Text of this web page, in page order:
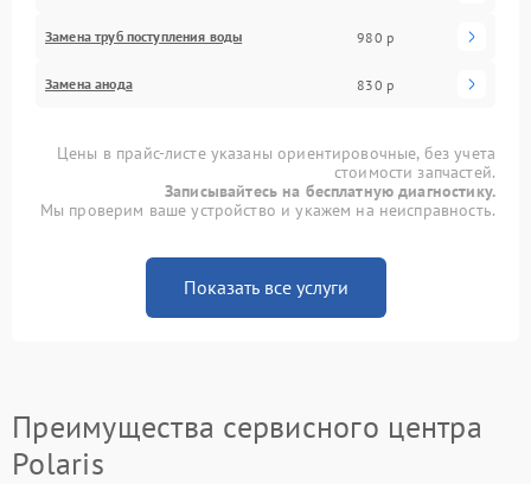
Замена труб поступления воды 980 р
Замена анода 830 р
Цены в прайс-листе указаны ориентировочные, без учета
стоимости запчастей.
Записывайтесь на бесплатную диагностику.
Мы проверим ваше устройство и укажем на неисправность.
Показать все услуги
Преимущества сервисного центра
Polaris